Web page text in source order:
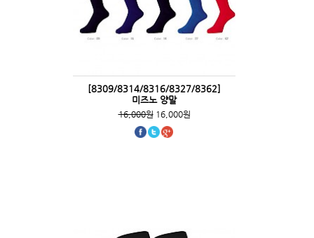
[8309/8314/8316/8327/8362]
미즈노 양말
16,000원16,000원